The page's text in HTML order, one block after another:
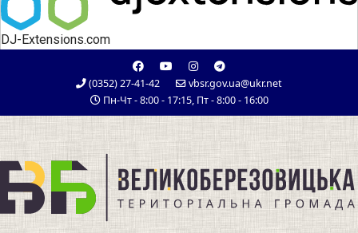
DJ-Extensions.com
(0352) 27-41-42
vbsr.gov.ua@ukr.net
Пн-Чт - 8:00 - 17:15, Пт - 8:00 - 16:00